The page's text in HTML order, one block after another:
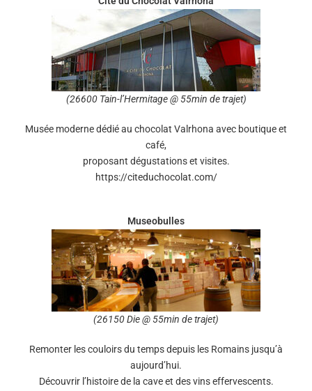
(26600 Tain-l’Hermitage @ 55min de trajet)
Musée moderne dédié au chocolat Valrhona avec boutique et
café,
proposant dégustations et visites.
https://citeduchocolat.com/
Museobulles
(26150 Die @ 55min de trajet)
Remonter les couloirs du temps depuis les Romains jusqu’à
aujourd’hui.
Découvrir l’histoire de la cave et des vins effervescents.